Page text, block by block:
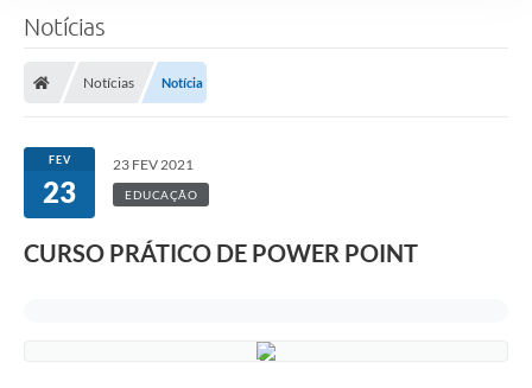
Notícias
Notícias Notícia
FEV
23
23 FEV 2021
EDUCAÇÃO
CURSO PRÁTICO DE POWER POINT